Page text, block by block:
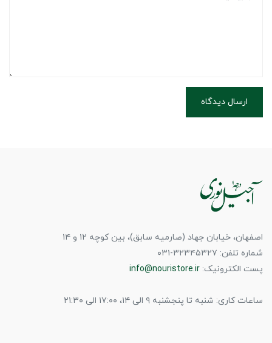
ارسال دیدگاه
اصفهان، خیابان جهاد (صارمیه سابق)، بین کوچه ۱۲ و ۱۴
شماره تلفن: ۳۲۳۴۵۳۲۷-۰۳۱
پست الکترونیک: info@nouristore.ir
ساعات کاری: شنبه تا پنجشنبه ۹ الی ۱۴، ۱۷:۰۰ الی ۲۱:۳۰